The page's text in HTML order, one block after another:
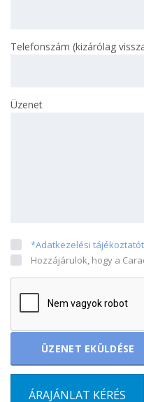
Telefonszám (kizárólag
Üzenet
*Adatkezelési
Hozzájárulok, hogy a
ÁRAJÁNLAT KÉRÉS